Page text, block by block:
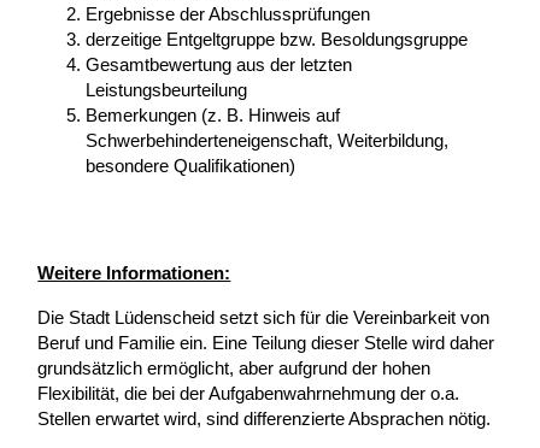
Ergebnisse der Abschlussprüfungen
derzeitige Entgeltgruppe bzw. Besoldungsgruppe
Gesamtbewertung aus der letzten
Leistungsbeurteilung
Bemerkungen (z. B. Hinweis auf
Schwerbehinderteneigenschaft, Weiterbildung,
besondere Qualifikationen)
Weitere Informationen:
Die Stadt Lüdenscheid setzt sich für die Vereinbarkeit von
Beruf und Familie ein. Eine Teilung dieser Stelle wird daher
grundsätzlich ermöglicht, aber aufgrund der hohen
Flexibilität, die bei der Aufgabenwahrnehmung der o.a.
Stellen erwartet wird, sind differenzierte Absprachen nötig.